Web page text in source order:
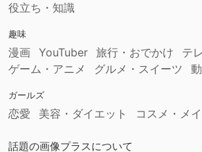
役立ち・知識
趣味
漫画 YouTuber 旅行・おでかけ
テ
ゲーム・アニメ
グルメ・スイーツ
ガールズ
恋愛 美容・ダイエット コスメ・メ
話題の画像プラスについて